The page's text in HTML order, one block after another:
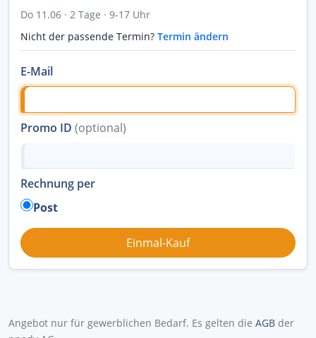
Do 11.06 · 2 Tage · 9-17 Uhr
Nicht der passende Termin? Termin ändern
E-Mail
Promo ID (optional)
Rechnung per
Post
Angebot nur für gewerblichen Bedarf. Es gelten die AGB der